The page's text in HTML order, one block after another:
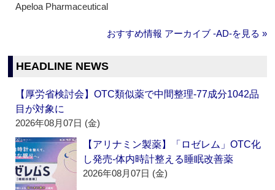
Apeloa Pharmaceutical
おすすめ情報 アーカイブ ‐AD‐を見る »
HEADLINE NEWS
【厚労省検討会】OTC類似薬で中間整理‐77成分1042品
目が対象に
2026年08月07日 (金)
【アリナミン製薬】「ロゼレム」OTC化
し発売‐体内時計整える睡眠改善薬
2026年08月07日 (金)